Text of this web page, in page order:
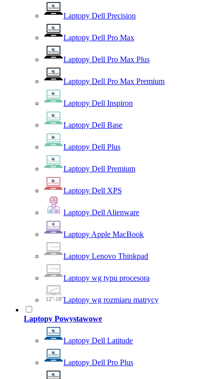
Laptopy Dell Precision
Laptopy Dell Pro Max
Laptopy Dell Pro Max Plus
Laptopy Dell Pro Max Premium
Laptopy Dell Inspiron
Laptopy Dell Base
Laptopy Dell Plus
Laptopy Dell Premium
Laptopy Dell XPS
Laptopy Dell Alienware
Laptopy Apple MacBook
Laptopy Lenovo Thinkpad
Laptopy wg typu procesora
Laptopy wg rozmiaru matrycy
Laptopy Powystawowe
Laptopy Dell Latitude
Laptopy Dell Pro Plus